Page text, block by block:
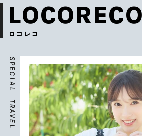
LOCORECO
ロコレコ
S
P
E
C
I
A
L
T
R
A
V
E
L